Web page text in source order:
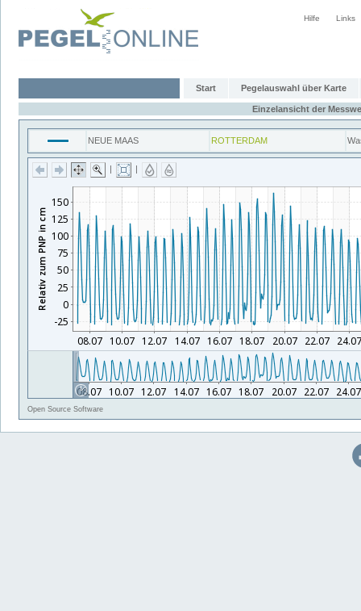
Hilfe Links
Start Pegelauswahl über Karte
Einzelansicht der
NEUE MAAS ROTTERDAM
| |
Open Source Software